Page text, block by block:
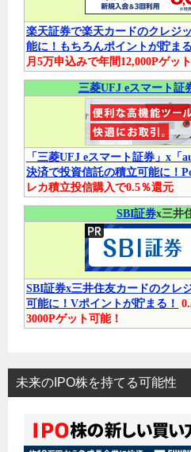
楽天証券で楽天カードのクレジ
能に！もちろんポイントが貯まる
月5万申込みで年間12,000Pゲッ
三菱UFJ eスマート証
「三菱UFJ eスマート証券」x「
決済で投資信託の積立可能に！
レカ積立投信購入で0.5％還元
SBI証券x三井
SBI証券x三井住友カードのクレ
可能に！Vポイントが貯まる！
3000Pゲット可能！
未来のIPO株を持てる可能性